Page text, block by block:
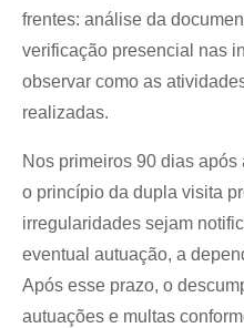
frentes: análise da
verificação presencial nas
observar como as
realizadas.
Nos primeiros 90 dias
o princípio da dupla visita
irregularidades sejam
eventual autuação, a
Após esse prazo, o
autuações e multas